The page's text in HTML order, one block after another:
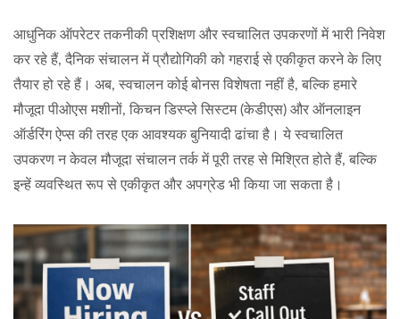
आधुनिक ऑपरेटर तकनीकी प्रशिक्षण और स्वचालित उपकरणों में भारी निवेश
कर रहे हैं, दैनिक संचालन में प्रौद्योगिकी को गहराई से एकीकृत करने के लिए
तैयार हो रहे हैं। अब, स्वचालन कोई बोनस विशेषता नहीं है, बल्कि हमारे
मौजूदा पीओएस मशीनों, किचन डिस्प्ले सिस्टम (केडीएस) और ऑनलाइन
ऑर्डरिंग ऐप्स की तरह एक आवश्यक बुनियादी ढांचा है। ये स्वचालित
उपकरण न केवल मौजूदा संचालन तर्क में पूरी तरह से मिश्रित होते हैं, बल्कि
इन्हें व्यवस्थित रूप से एकीकृत और अपग्रेड भी किया जा सकता है।